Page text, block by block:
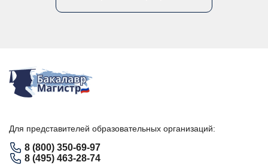
Для представителей образовательных организаций:
8 (800) 350-69-97
8 (495) 463-28-74